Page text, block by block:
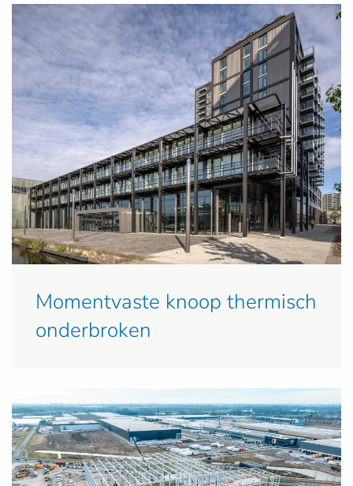
Momentvaste knoop thermisch
onderbroken